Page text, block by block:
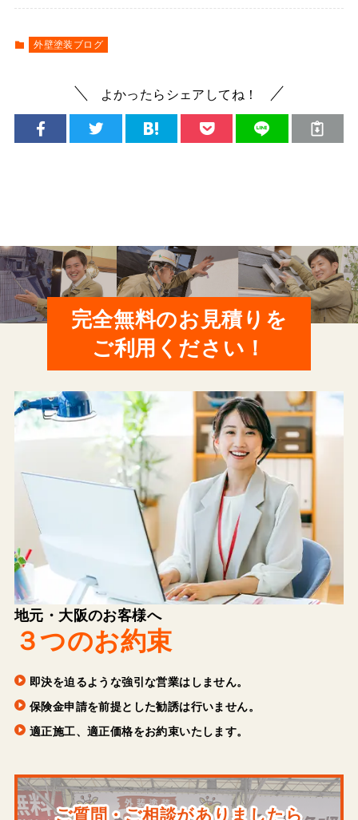
外壁塗装ブログ
よかったらシェアしてね！
完全無料のお見積りを
ご利用ください！
地元・大阪のお客様へ
３つのお約束
即決を迫るような強引な営業はしません。
保険金申請を前提とした勧誘は行いません。
適正施工、適正価格をお約束いたします。
ご質問・ご相談がありましたら